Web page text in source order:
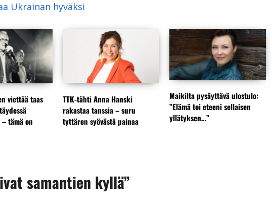
Ukrainan hyväksi
viettää taas
tämä on
TTK-tähti Anna Hanski
rakastaa tanssia – suru
tyttären syövästä painaa
Maikilta pysäyttävä ulostulo:
”Elämä toi eteeni sellaisen
yllätyksen…”
samantien kyllä”